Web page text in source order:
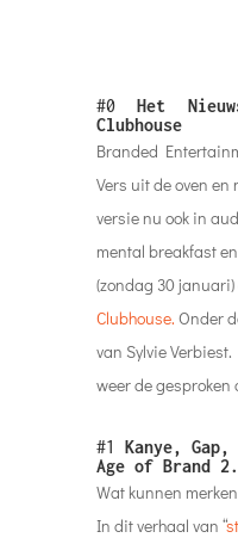
#0Het
Clubhouse
Branded
Vers uit de oven
versie nu ook in
mental breakfast
(zondag 30
Clubhouse. Onder
van Sylvie Verbiest.
weer de gesproken
#1 Kanye,
Age of Brand
Wat kunnen
In dit verhaal van “